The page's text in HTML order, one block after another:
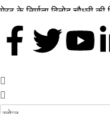
मेरठ के निर्माता विनोद चौधरी
मिलिए रोहित उगले से! कैसे 16
MBA डिग्री छोड़, कैमरा